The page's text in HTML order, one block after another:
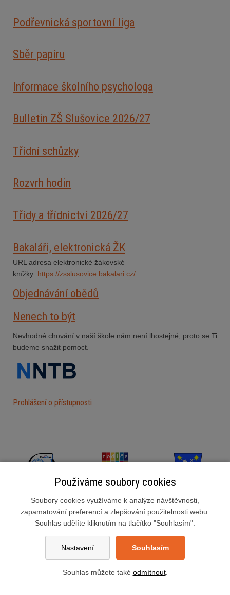
Podřevnická sportovní liga
Sběr papíru
Informace školního psychologa
Bulletin ZŠ Slušovice 2026/27
Třídní schůzky
Rozvrh hodin
Třídy a třídnictví 2026/27
Bakaláři, elektronická ŽK
URL adresa elektronické žákovské
knížky: https://zsslusovice.bakalari.cz/
Objednávání obědů
Nenech to být
Nevhodné chování v naší škole nám není lhostejné, proto se Ti
budeme snažit pomoct.
Prohlášení o přístupnosti
zsslusovice@zsslusovice.cz
Nastavení cookies
Používáme soubory cookies
Soubory cookies využíváme k analýze návštěvnosti,
zapamatování preferencí a zlepšování použitelnosti webu.
Souhlas udělíte kliknutím na tlačítko "Souhlasím".
Nastavení Souhlasím
Souhlas můžete také odmítnout.